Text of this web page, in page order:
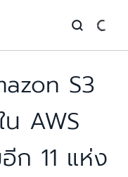
S3
AWS
ก 11 แห่ง